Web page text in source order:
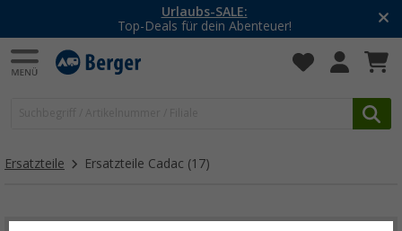
Urlaubs-SALE:
Top-Deals für dein Abenteuer!
Ersatzteile Ersatzteile Cadac (17)